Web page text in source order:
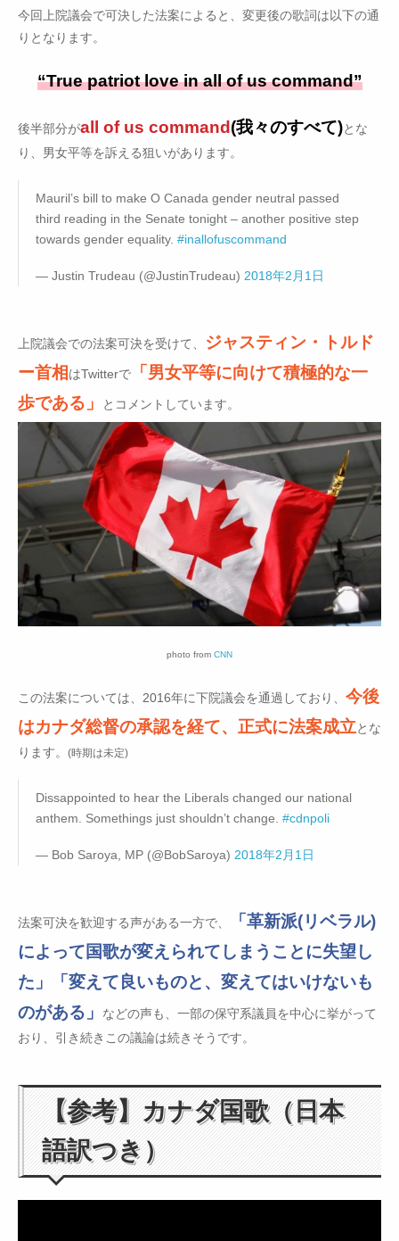
今回上院議会で可決した法案によると、変更後の歌詞は以下の通
りとなります。
“True patriot love in all of us command”
後半部分がall of us command(我々のすべて)とな
り、男女平等を訴える狙いがあります。
Mauril’s bill to make O Canada gender neutral passed
third reading in the Senate tonight – another positive step
towards gender equality. #inallofuscommand
— Justin Trudeau (@JustinTrudeau) 2018年2月1日
上院議会での法案可決を受けて、
ジャスティン・トルド
ー首相はTwitterで
「男女平等に向けて積極的な一
歩である」
とコメントしています。
photo from CNN
この法案については、2016年に下院議会を通過しており、 今後
はカナダ総督の承認を経て、正式に法案成立とな
ります。
(時期は未定)
Dissappointed to hear the Liberals changed our national
anthem. Somethings just shouldn’t change. #cdnpoli
— Bob Saroya, MP (@BobSaroya) 2018年2月1日
法案可決を歓迎する声がある一方で、
「革新派(リベラル)
によって国歌が変えられてしまうことに失望し
た」
「変えて良いものと、変えてはいけないも
のがある」
などの声も、一部の保守系議員を中心に挙がって
おり、引き続きこの議論は続きそうです。
【参考】カナダ国歌（日本
語訳つき）